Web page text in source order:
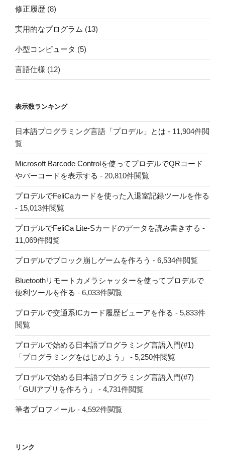
修正履歴 (8)
実用的なプログラム (13)
小型コンピュータ (5)
言語仕様 (12)
表示数ランキング
日本語プログラミング言語「プロデル」とは - 11,904件閲
覧
Microsoft Barcode Controlを使ってプロデルでQRコード
やバーコードを表示する - 20,810件閲覧
プロデルでFeliCaカードを使った入退室記録ツールを作る
- 15,013件閲覧
プロデルでFeliCa Lite-Sカードのデータを読み書きする -
11,069件閲覧
プロデルでブロック崩しゲームを作ろう - 6,534件閲覧
Bluetoothリモートカメラシャッターを使ってプロデルで
便利ツールを作る - 6,033件閲覧
プロデルで交通系ICカード履歴ビューアを作る - 5,833件
閲覧
プロデルで始める日本語プログラミング言語入門(#1)
「プログラミングをはじめよう」
- 5,250件閲覧
プロデルで始める日本語プログラミング言語入門(#7)
「GUIアプリを作ろう」
- 4,731件閲覧
筆者プロフィール - 4,592件閲覧
リンク